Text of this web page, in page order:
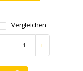
Vergleichen
- +